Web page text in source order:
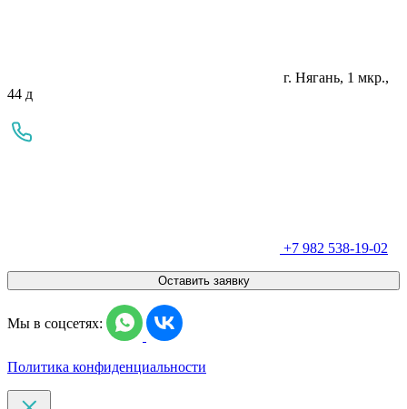
г. Нягань, 1 мкр.,
44 д
+7 982 538-19-02
Оставить заявку
Мы в соцсетях:
Политика конфиденциальности